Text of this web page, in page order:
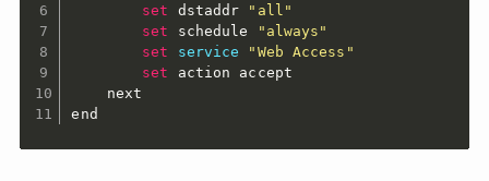
set
dstaddr
"all"
set
schedule
"always"
set
service
"Web Access"
set
action accept
    next
end